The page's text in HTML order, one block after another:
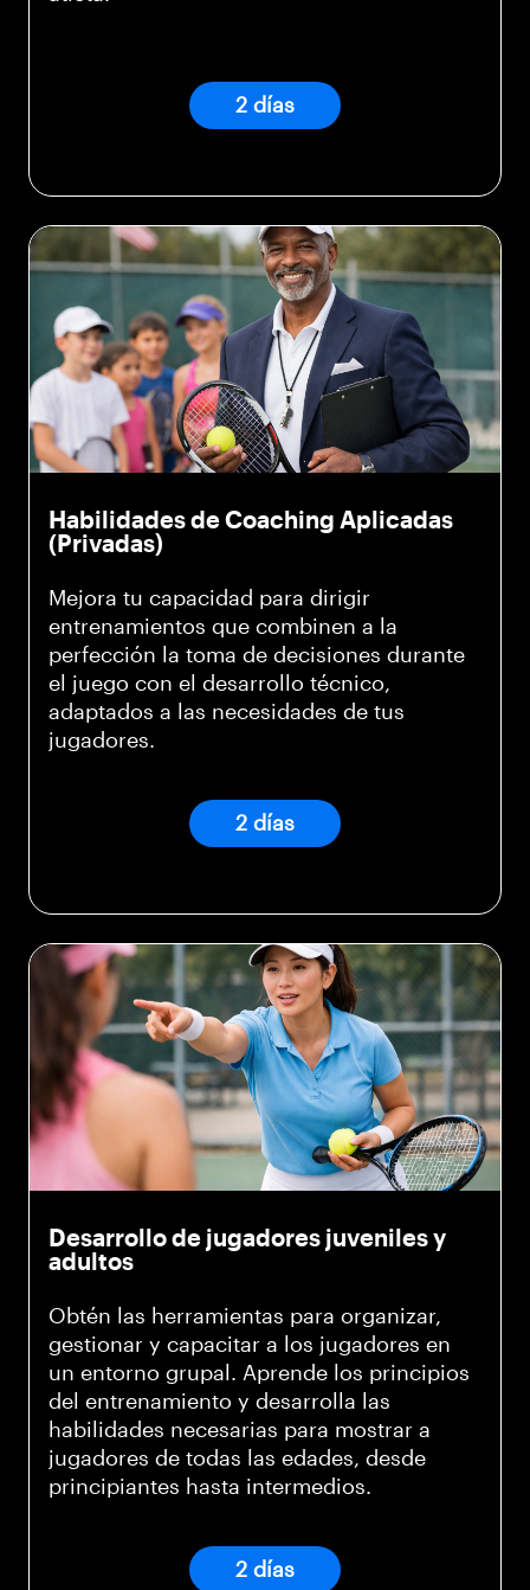
2 días
Habilidades de Coaching Aplicadas
(Privadas)
Mejora tu capacidad para dirigir
entrenamientos que combinen a la
perfección la toma de decisiones durante
el juego con el desarrollo técnico,
adaptados a las necesidades de tus
jugadores.
2 días
Desarrollo de jugadores juveniles y
adultos
Obtén las herramientas para organizar,
gestionar y capacitar a los jugadores en
un entorno grupal. Aprende los principios
del entrenamiento y desarrolla las
habilidades necesarias para mostrar a
jugadores de todas las edades, desde
principiantes hasta intermedios.
2 días